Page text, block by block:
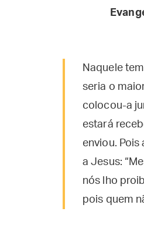
Naquele
seria o
colocou-a
estará
enviou.
a Jesus:
nós lho
pois quem